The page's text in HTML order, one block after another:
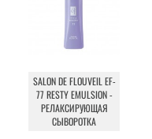
SALON DE FLOUVEIL EF-
77 RESTY EMULSION -
РЕЛАКСИРУЮЩАЯ
СЫВОРОТКА